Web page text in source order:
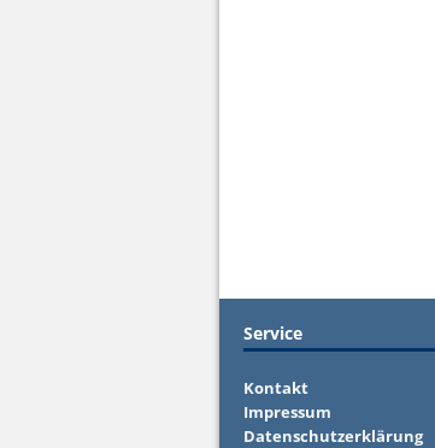
Service
Kontakt
Impressum
Datenschutzerklärung